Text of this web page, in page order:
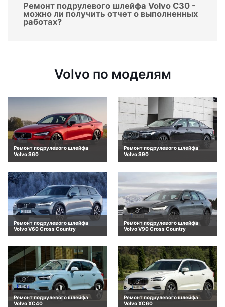
Ремонт подрулевого шлейфа Volvo C30 -
можно ли получить отчет о выполненных
работах?
Volvo по моделям
Ремонт подрулевого шлейфа
Volvo S60
Ремонт подрулевого шлейфа
Volvo S90
Ремонт подрулевого шлейфа
Volvo V60 Cross Country
Ремонт подрулевого шлейфа
Volvo V90 Cross Country
Ремонт подрулевого шлейфа
Volvo XC40
Ремонт подрулевого шлейфа
Volvo XC60